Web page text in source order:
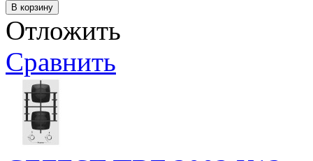
Отложить
Сравнить